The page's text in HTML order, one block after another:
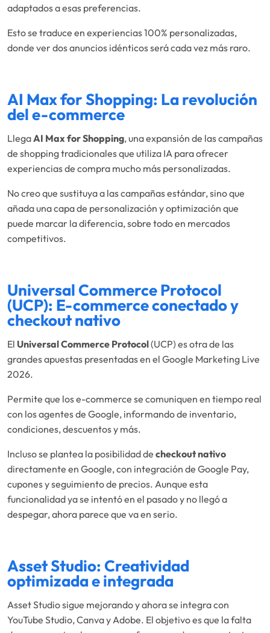
adaptados a esas preferencias.
Esto se traduce en experiencias 100% personalizadas,
donde ver dos anuncios idénticos será cada vez más raro.
AI Max for Shopping: La revolución
del e-commerce
LlegaAI Max for Shopping, una expansión de las campañas
de shopping tradicionales que utiliza IA para ofrecer
experiencias de compra mucho más personalizadas.
No creo que sustituya a las campañas estándar, sino que
añada una capa de personalización y optimización que
puede marcar la diferencia, sobre todo en mercados
competitivos.
Universal Commerce Protocol
(UCP): E-commerce conectado y
checkout nativo
El Universal Commerce Protocol(UCP) es otra de las
grandes apuestas presentadas en el Google Marketing Live
2026.
Permite que los e-commerce se comuniquen en tiempo real
con los agentes de Google, informando de inventario,
condiciones, descuentos y más.
Incluso se plantea la posibilidad de checkout nativo
directamente en Google, con integración de Google Pay,
cupones y seguimiento de precios. Aunque esta
funcionalidad ya se intentó en el pasado y no llegó a
despegar, ahora parece que va en serio.
Asset Studio: Creatividad
optimizada e integrada
Asset Studio sigue mejorando y ahora se integra con
YouTube Studio, Canva y Adobe. El objetivo es que la falta